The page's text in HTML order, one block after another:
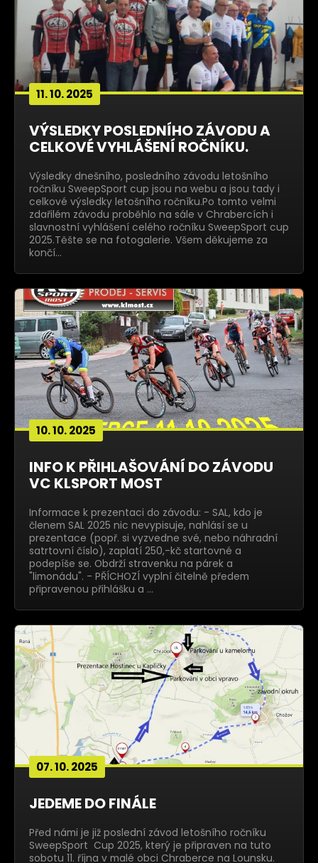
11. 10. 2025
VÝSLEDKY POSLEDNÍHO ZÁVODU A
CELKOVÉ VYHLÁŠENÍ ROČNÍKU.
Výsledky dnešního, posledního závodu letošního
ročníku SweepSport cup jsou na webu a jsou tady i
celkové výsledky letošního ročníku.Po tomto velmi
zdařilém závodu proběhlo na sále v Chrabercích i
slavnostní vyhlášení celého ročníku SweepSport cup
2025.Těšte se na fotogalerie. Všem děkujeme za
končí…
10. 10. 2025
INFO K PŘIHLAŠOVÁNÍ DO ZÁVODU
VC KLSPORT MOST
Informace k prezentaci do závodu: - SAL, kdo je
členem SAL 2025 nic nevypisuje, nahlásí se u
prezentace (popř. si vyzvedne své, nebo náhradní
satrtovní číslo), zaplatí 250,-kč startovné a
podepíše se. Obdrží stravenku na párek a
"limonádu". - PŘÍCHOZÍ vyplní čitelně předem
připravenou přihlášku a …
07. 10. 2025
JEDEME DO FINÁLE
Před námi je již poslední závod letošního ročníku
SweepSport Cup 2025, který je připraven na tuto
sobotu 11. října v malé obci Chraberce na Lounsku.